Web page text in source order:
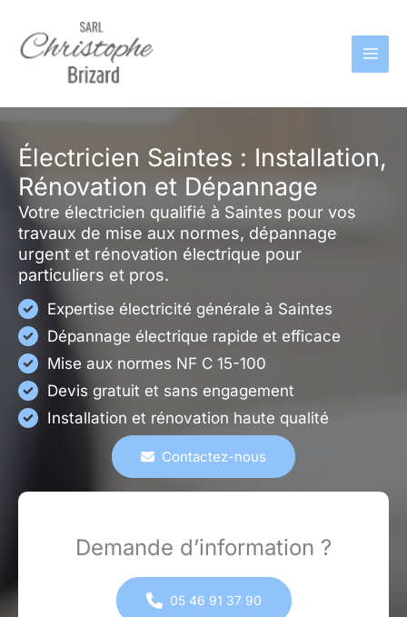
contenu
Électricien Saintes : Installation,
Rénovation et Dépannage
Votre électricien qualifié à Saintes pour vos
travaux de mise aux normes, dépannage
urgent et rénovation électrique pour
particuliers et pros.
Expertise électricité générale à Saintes
Dépannage électrique rapide et efficace
Mise aux normes NF C 15-100
Devis gratuit et sans engagement
Installation et rénovation haute qualité
Contactez-nous
Demande d’information ?
05 46 91 37 90